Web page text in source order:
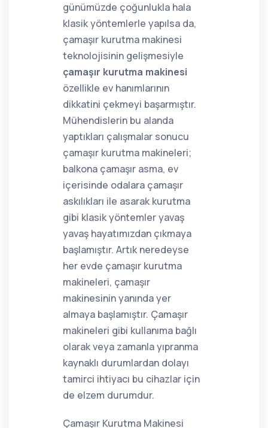
günümüzde çoğunlukla hala
klasik yöntemlerle yapılsa da,
çamaşır kurutma makinesi
teknolojisinin gelişmesiyle
çamaşır kurutma makinesi
özellikle ev hanımlarının
dikkatini çekmeyi başarmıştır.
Mühendislerin bu alanda
yaptıkları çalışmalar sonucu
çamaşır kurutma makineleri;
balkona çamaşır asma, ev
içerisinde odalara çamaşır
askılıkları ile asarak kurutma
gibi klasik yöntemler yavaş
yavaş hayatımızdan çıkmaya
başlamıştır. Artık neredeyse
her evde çamaşır kurutma
makineleri, çamaşır
makinesinin yanında yer
almaya başlamıştır. Çamaşır
makineleri gibi kullanıma bağlı
olarak veya zamanla yıpranma
kaynaklı durumlardan dolayı
tamirci ihtiyacı bu cihazlar için
de elzem durumdur.
Çamaşır Kurutma Makinesi